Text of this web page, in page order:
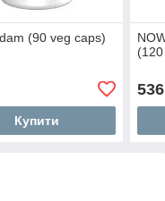
(90 veg caps)
Купити
536